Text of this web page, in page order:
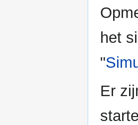
het
"
Er